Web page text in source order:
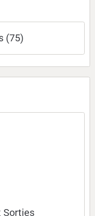
(75)
Sorties